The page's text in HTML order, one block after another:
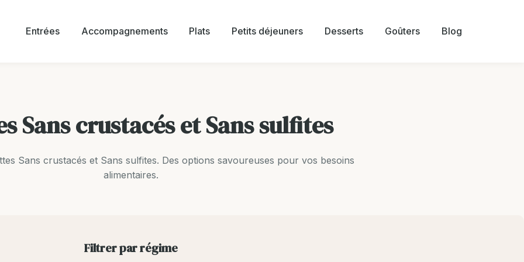
Entrées Accompagnements Plats Petits déjeuners Desserts Goûters Blog
Sans crustacés et Sans sulfites
Sans crustacés et Sans sulfites. Des options savoureuses pour vos besoins
alimentaires.
Filtrer par régime